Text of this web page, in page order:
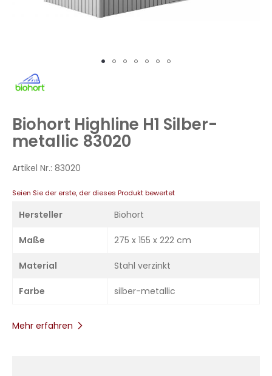
Zum
Anfang
springen
Biohort Highline H1 Silber-
metallic 83020
Artikel Nr.: 83020
Seien Sie der erste, der dieses Produkt bewertet
Hersteller Biohort
Maße 275 x 155 x 222 cm
Material Stahl verzinkt
Farbe silber-metallic
Mehr erfahren